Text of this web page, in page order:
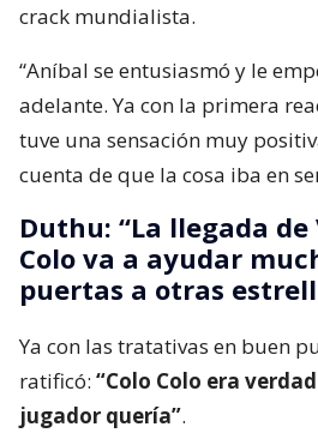
crack mundialista.
“Aníbal se entusiasmó y le
adelante. Ya con la primera
tuve una sensación muy
cuenta de que la cosa iba en
Duthu: “La llegada de
Colo va a ayudar
puertas a otras
Ya con las tratativas en buen
ratificó: “Colo Colo era
jugador quería”.